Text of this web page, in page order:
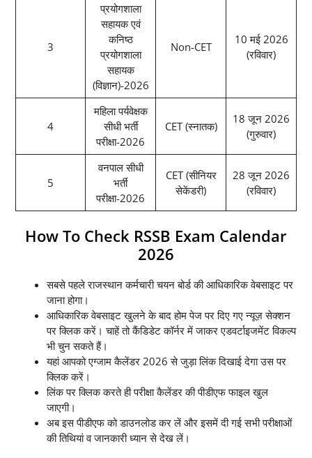
3
प्रयोगशाला
सहायक एवं
कनिष्ठ
प्रयोगशाला
सहायक
(विज्ञान)-2026
Non-CET
10 मई 2026
(रविवार)
4
महिला पर्यवेक्षक
सीधी भर्ती
परीक्षा-2026
CET (स्नातक)
18 जून 2026
(गुरुवार)
5
वनपाल सीधी
भर्ती
परीक्षा-2026
CET (सीनियर
सेकेंडरी)
28 जून 2026
(रविवार)
How To Check RSSB Exam Calendar
2026
सबसे पहले राजस्थान कर्मचारी चयन बोर्ड की आधिकारिक वेबसाइट पर
जाना होगा।
आधिकारिक वेबसाइट खुलने के बाद होम पेज पर दिए गए न्यूज़ सेक्शन
पर क्लिक करें। चाहें तो कैंडिडेट कॉर्नर में जाकर एडवर्टाइजमेंट विकल्प
भी चुन सकते हैं।
यहां आपको एग्जाम कैलेंडर 2026 से जुड़ा लिंक दिखाई देगा उस पर
क्लिक करें।
लिंक पर क्लिक करते ही परीक्षा कैलेंडर की पीडीएफ फाइल खुल
जाएगी।
अब इस पीडीएफ को डाउनलोड कर लें और इसमें दी गई सभी परीक्षाओं
की तिथियां व जानकारी ध्यान से देख लें।